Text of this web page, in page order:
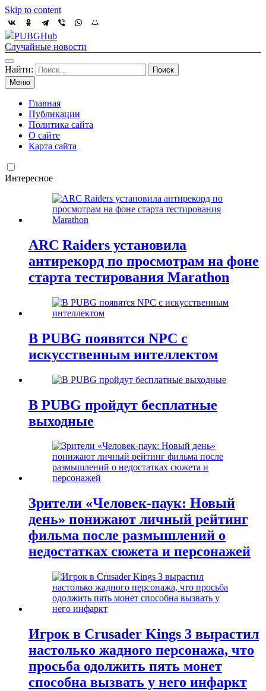
Skip to content
PUBGHub
Случайные новости
Найти:
Меню
Главная
Публикации
Политика сайта
О сайте
Карта сайта
Интересное
ARC Raiders установила
антирекорд по просмотрам на фоне
старта тестирования Marathon
В PUBG появятся NPC с
искусственным интеллектом
В PUBG пройдут бесплатные
выходные
Зрители «Человек-паук: Новый
день» понижают личный рейтинг
фильма после размышлений о
недостатках сюжета и персонажей
Игрок в Crusader Kings 3 вырастил
настолько жадного персонажа, что
просьба одолжить пять монет
способна вызвать у него инфаркт